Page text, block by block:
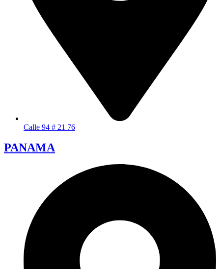
Calle 94 # 21 76
PANAMA